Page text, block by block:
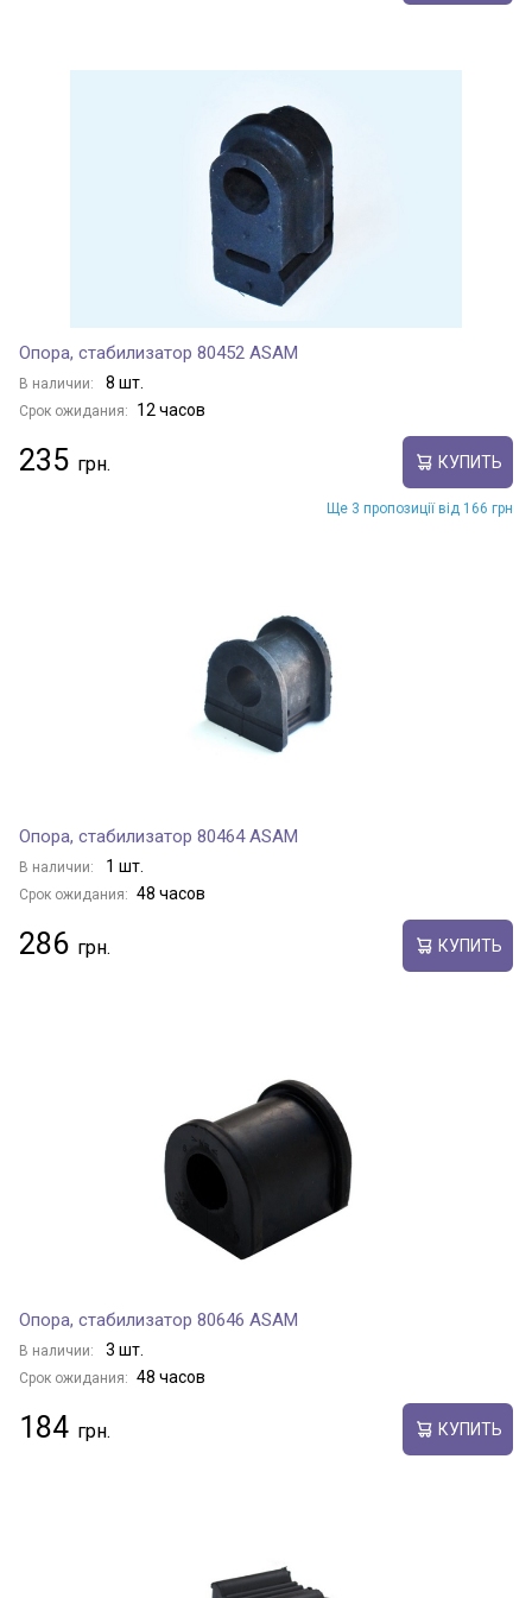
Опора, стабилизатор 80452 ASAM
В наличии: 8 шт.
Срок ожидания: 12 часов
235 КУПИТЬ
Ще 3 пропозиції від 166 грн
Опора, стабилизатор 80464 ASAM
В наличии: 1 шт.
Срок ожидания: 48 часов
286 КУПИТЬ
Опора, стабилизатор 80646 ASAM
В наличии: 3 шт.
Срок ожидания: 48 часов
184 КУПИТЬ